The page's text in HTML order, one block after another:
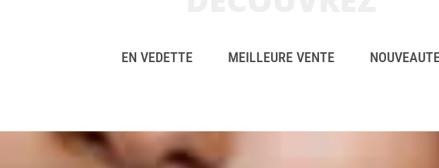
EN VEDETTE MEILLEURE VENTE